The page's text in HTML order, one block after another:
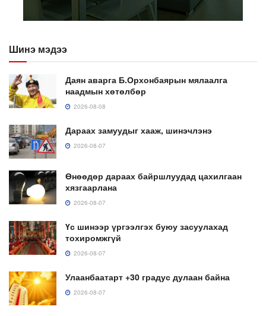
Шинэ мэдээ
Даян аварга Б.Орхонбаярын мялаалга
наадмын хөтөлбөр
2026-08-08
Дараах замуудыг хааж, шинэчлэнэ
2026-08-07
Өнөөдөр дараах байршлуудад цахилгаан
хязгаарлана
2026-08-07
Үс шинээр үргээлгэх буюу засуулахад
тохиромжгүй
2026-08-07
Улаанбаатарт +30 градус дулаан байна
2026-08-07